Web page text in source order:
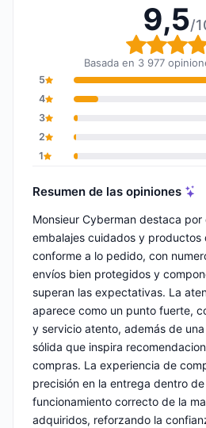
9,5/
Basada en 3 977
5
4
3
2
1
Resumen de las opiniones
Monsieur Cyberman destaca
embalajes cuidados y productos
conforme a lo pedido, con
envíos bien protegidos y
superan las expectativas. La
aparece como un punto fuerte,
y servicio atento, además de
sólida que inspira
compras. La experiencia de
precisión en la entrega dentro
funcionamiento correcto de la
adquiridos, reforzando la